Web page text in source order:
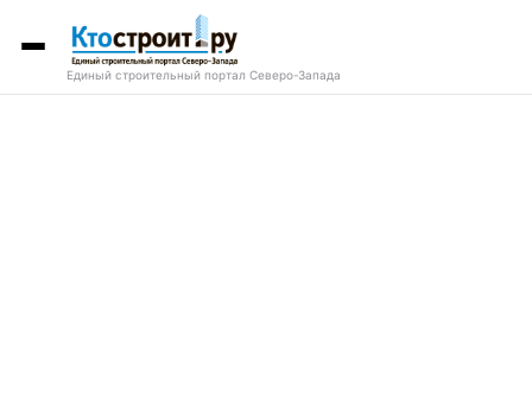
Единый строительный портал Северо-Запада